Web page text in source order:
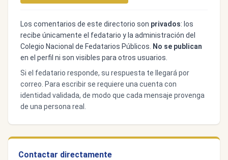
Los comentarios de este directorio son privados: los
recibe únicamente el fedatario y la administración del
Colegio Nacional de Fedatarios Públicos.
No se publican
en el perfil ni son visibles para otros usuarios.
Si el fedatario responde, su respuesta te llegará por
correo. Para escribir se requiere una cuenta con
identidad validada, de modo que cada mensaje provenga
de una persona real.
Contactar directamente